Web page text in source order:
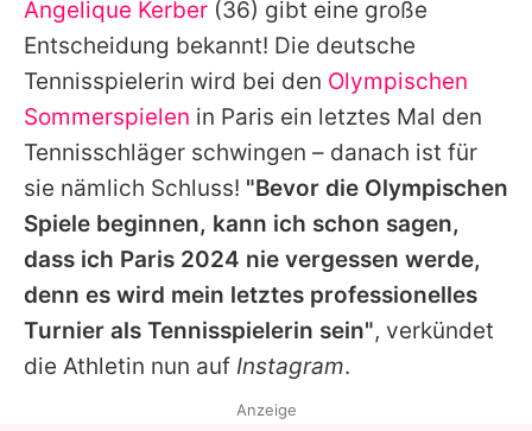
Impressum
Datenschutzerklärung
Nutzungsbedingungen
Utiq verwalten
Angelique Kerber (36) gibt eine große
Entscheidung bekannt! Die deutsche
Tennisspielerin wird bei den Olympischen
Sommerspielen in Paris ein letztes Mal den
Tennisschläger schwingen – danach ist für
sie nämlich Schluss! "Bevor die Olympischen
Spiele beginnen, kann ich schon sagen,
dass ich Paris 2024 nie vergessen werde,
denn es wird mein letztes professionelles
Turnier als Tennisspielerin sein", verkündet
die Athletin nun auf Instagram.
Anzeige